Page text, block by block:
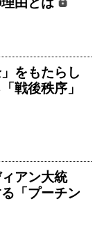
をもたらし
戦後秩序」
アン大統
「プーチン